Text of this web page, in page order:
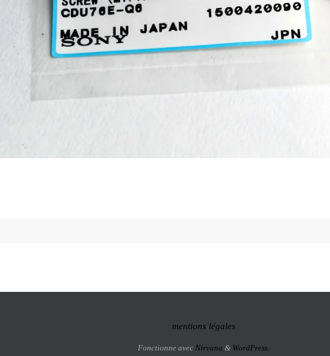
mentions légales
Fonctionne avec Nirvana & WordPress.